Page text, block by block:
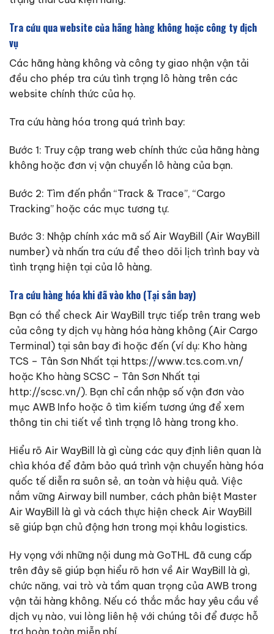
Tra cứu qua website của hãng hàng không hoặc công ty dịch
vụ
Các hãng hàng không và công ty giao nhận vận tải
đều cho phép tra cứu tình trạng lô hàng trên các
website chính thức của họ.
Tra cứu hàng hóa trong quá trình bay:
Bước 1: Truy cập trang web chính thức của hãng hàng
không hoặc đơn vị vận chuyển lô hàng của bạn.
Bước 2: Tìm đến phần “Track & Trace”, “Cargo
Tracking” hoặc các mục tương tự.
Bước 3: Nhập chính xác mã số Air WayBill (Air WayBill
number) và nhấn tra cứu để theo dõi lịch trình bay và
tình trạng hiện tại của lô hàng.
Tra cứu hàng hóa khi đã vào kho (Tại sân bay)
Bạn có thể check Air WayBill trực tiếp trên trang web
của công ty dịch vụ hàng hóa hàng không (Air Cargo
Terminal) tại sân bay đi hoặc đến (ví dụ: Kho hàng
TCS – Tân Sơn Nhất tại https://www.tcs.com.vn/
hoặc Kho hàng SCSC – Tân Sơn Nhất tại
http://scsc.vn/). Bạn chỉ cần nhập số vận đơn vào
mục AWB Info hoặc ô tìm kiếm tương ứng để xem
thông tin chi tiết về tình trạng lô hàng trong kho.
Hiểu rõ Air WayBill là gì cùng các quy định liên quan là
chìa khóa để đảm bảo quá trình vận chuyển hàng hóa
quốc tế diễn ra suôn sẻ, an toàn và hiệu quả. Việc
nắm vững Airway bill number, cách phân biệt Master
Air WayBill là gì và cách thực hiện check Air WayBill
sẽ giúp bạn chủ động hơn trong mọi khâu logistics.
Hy vọng với những nội dung mà GoTHL đã cung cấp
trên đây sẽ giúp bạn hiểu rõ hơn về Air WayBill là gì,
chức năng, vai trò và tầm quan trọng của AWB trong
vận tải hàng không. Nếu có thắc mắc hay yêu cầu về
dịch vụ nào, vui lòng liên hệ với chúng tôi để được hỗ
trợ hoàn toàn miễn phí.